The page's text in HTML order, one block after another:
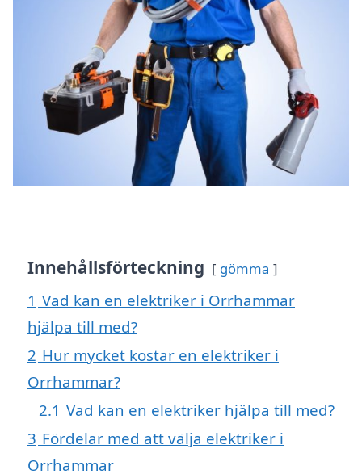
Innehållsförteckning gömma
1 Vad kan en elektriker i Orrhammar
hjälpa till med?
2 Hur mycket kostar en elektriker i
Orrhammar?
2.1 Vad kan en elektriker hjälpa till med?
3 Fördelar med att välja elektriker i
Orrhammar